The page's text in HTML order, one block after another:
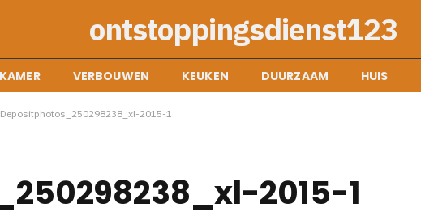
ontstoppingsdienst123
VERBOUWEN KEUKEN DUURZAAM HUIS
Depositphotos_250298238_xl-2015-1
2015-1